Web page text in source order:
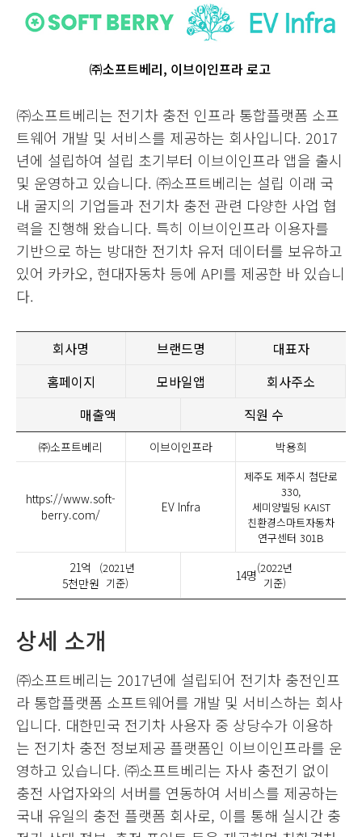
㈜소프트베리, 이브이인프라 로고
㈜소프트베리는 전기차 충전 인프라 통합플랫폼 소프
트웨어 개발 및 서비스를 제공하는 회사입니다. 2017
년에 설립하여 설립 초기부터 이브이인프라 앱을 출시
및 운영하고 있습니다. ㈜소프트베리는 설립 이래 국
내 굴지의 기업들과 전기차 충전 관련 다양한 사업 협
력을 진행해 왔습니다. 특히 이브이인프라 이용자를
기반으로 하는 방대한 전기차 유저 데이터를 보유하고
있어 카카오, 현대자동차 등에 API를 제공한 바 있습니
다.
회사명 브랜드명
대표자
홈페이지
모바일앱
회사주소
매출액
직원 수
㈜소프트베리 이브이인프라 박용희
https://www.soft-
berry.com/
EV Infra
제주도 제주시 첨단로
330,
세미양빌딩 KAIST
친환경스마트자동차
연구센터 301B
21억
5천만원
(2021년
기준)
14명(2022년
기준)
상세 소개
㈜소프트베리는 2017년에 설립되어 전기차 충전인프
라 통합플랫폼 소프트웨어를 개발 및 서비스하는 회사
입니다. 대한민국 전기차 사용자 중 상당수가 이용하
는 전기차 충전 정보제공 플랫폼인 이브이인프라를 운
영하고 있습니다. ㈜소프트베리는 자사 충전기 없이
충전 사업자와의 서버를 연동하여 서비스를 제공하는
국내 유일의 충전 플랫폼 회사로, 이를 통해 실시간 충